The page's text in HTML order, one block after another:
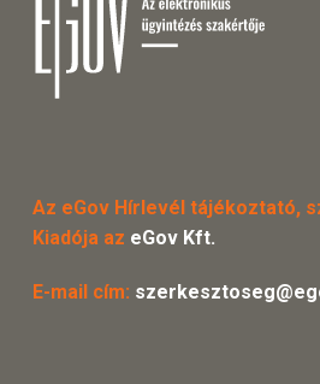
Az eGov Hírlevél tájékoztató,
Kiadója az eGov Kft.
E-mail cím: